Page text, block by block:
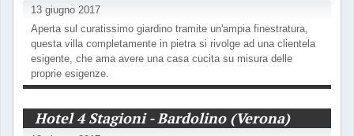
13 giugno 2017
Aperta sul curatissimo giardino tramite un'ampia finestratura,
questa villa completamente in pietra si rivolge ad una clientela
esigente, che ama avere una casa cucita su misura delle
proprie esigenze.
Hotel 4 Stagioni - Bardolino (Verona)